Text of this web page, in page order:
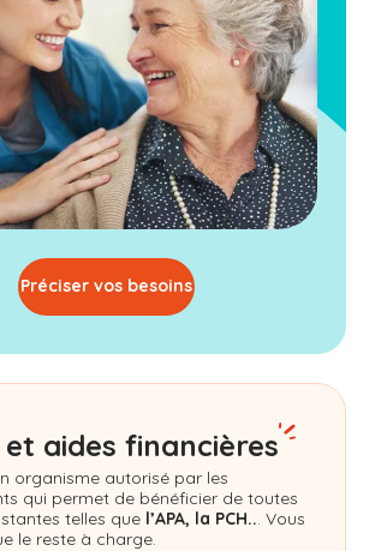
Préciser vos besoins
et aides financières
organisme autorisé par les
qui permet de bénéficier de toutes
telles que l’APA, la PCH... Vous
le reste à charge.